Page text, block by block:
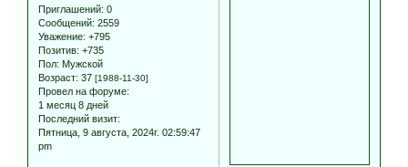
Приглашений: 0
Сообщений: 2559
Уважение: +795
Позитив: +735
Пол: Мужской
Возраст: 37 [1988-11-30]
Провел на форуме:
1 месяц 8 дней
Последний визит:
Пятница, 9 августа, 2024г. 02:59:47
pm